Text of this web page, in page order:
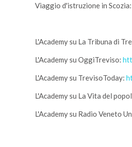
Viaggio d'istruzione in Scozia:
L'Academy su La Tribuna di
L'Academy su OggiTreviso:
L'Academy su TrevisoToday:
L'Academy su La Vita del
L'Academy su Radio Veneto